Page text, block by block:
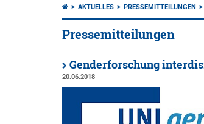
AKTUELLES PRESSEMITTEILUNGEN
Pressemitteilungen
Genderforschung
20.06.2018